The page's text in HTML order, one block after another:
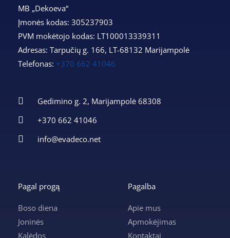
MB „Dekoeva“
Įmonės kodas: 305237903
PVM mokėtojo kodas: LT100013339311
Adresas: Tarpučių g. 166, LT-68132 Marijampolė
Telefonas: +370 662 41046
Gedimino g. 2, Marijampolė 68308
+370 662 41046
info@evadeco.net
Pagal progą
Boso diena
Joninės
Kalėdos
Pagalba
Apie mus
Apmokėjimas
Kontaktai